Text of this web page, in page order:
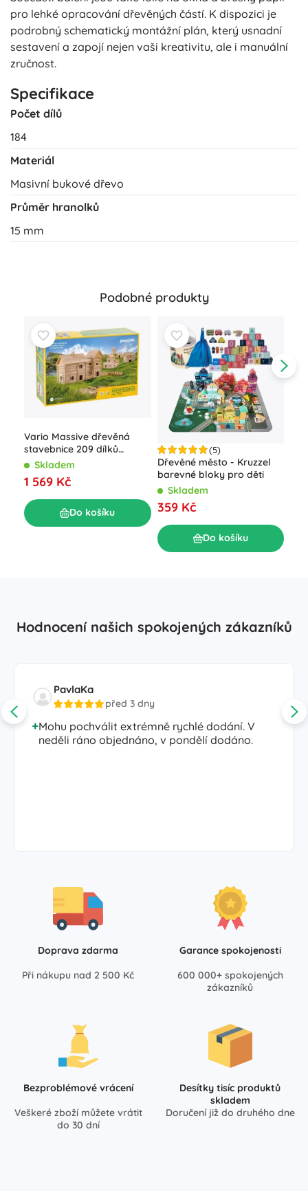
pro lehké opracování dřevěných částí. K dispozici je
podrobný schematický montážní plán, který usnadní
sestavení a zapojí nejen vaši kreativitu, ale i manuální
zručnost.
Specifikace
Počet dílů
184
Materiál
Masivní bukové dřevo
Průměr hranolků
15 mm
Podobné produkty
Vario Massive dřevěná
stavebnice 209 dílků
WALACHIA
Skladem
1 569 Kč
Do košíku
(5)
Dřevěné město - Kruzzel
barevné bloky pro děti
Skladem
359 Kč
Do košíku
Hodnocení našich spokojených zákazníků
PavlaKa
před 3 dny
Mohu pochválit extrémně rychlé dodání. V
neděli ráno objednáno, v pondělí dodáno.
Doprava zdarma
Při nákupu nad 2 500 Kč
Garance spokojenosti
600 000+ spokojených
zákazníků
Bezproblémové vrácení
Veškeré zboží můžete vrátit
do 30 dní
Desítky tisíc produktů
skladem
Doručení již do druhého dne